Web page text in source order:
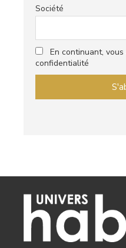
Société
En continuant,
confidentialité